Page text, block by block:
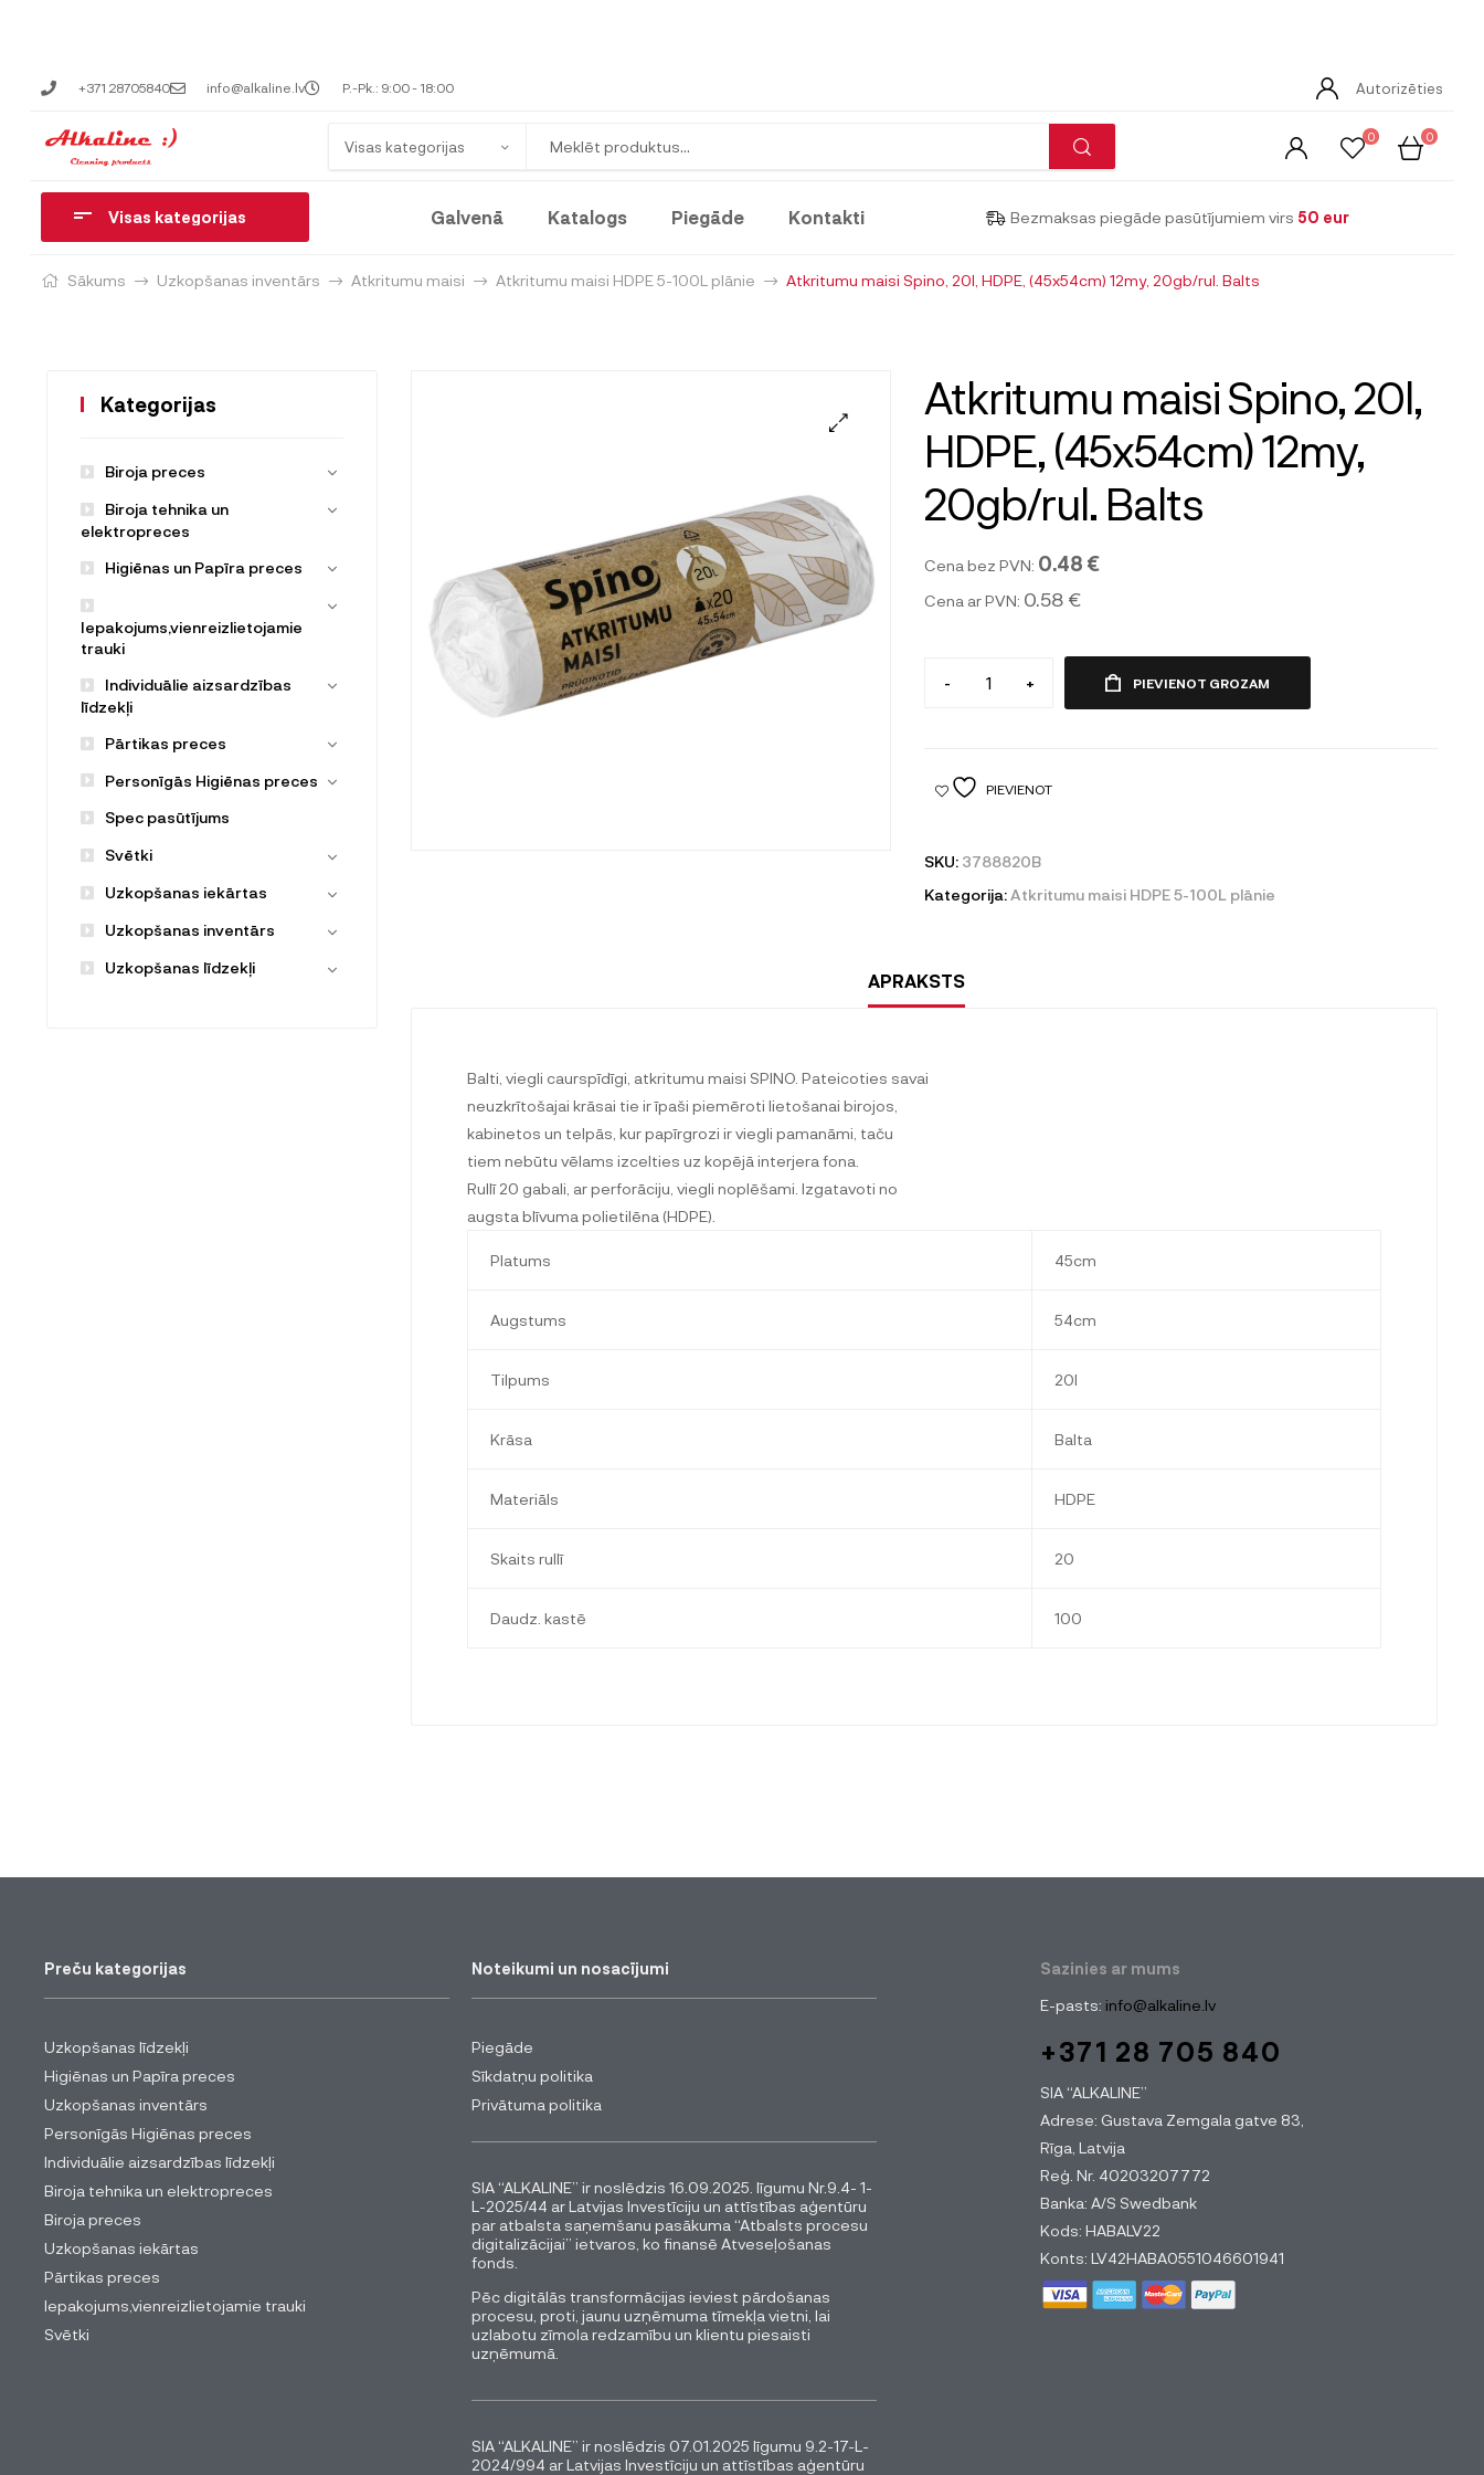
+371 28705840 info@alkaline.lv P.-Pk.: 9:00 - 18:00 Autorizēties
Visas kategorijas
0 0
Visas kategorijas Galvenā Katalogs Piegāde Kontakti Bezmaksas piegāde pasūtījumiem virs 50 eur
Sākums Uzkopšanas inventārs Atkritumu maisi Atkritumu maisi HDPE 5-100L plānie Atkritumu maisi Spino, 20l, HDPE, (45x54cm) 12my, 20gb/rul. Balts
Atkritumu maisi Spino, 20l,
HDPE, (45x54cm) 12my,
20gb/rul. Balts
Cena bez PVN: 0.48 €
Cena ar PVN: 0.58 €
- + PIEVIENOT GROZAM
PIEVIENOT
SKU: 3788820B
Kategorija:Atkritumu maisi HDPE 5-100L plānie
APRAKSTS
Balti, viegli caurspīdīgi, atkritumu maisi SPINO. Pateicoties savai
neuzkrītošajai krāsai tie ir īpaši piemēroti lietošanai birojos,
kabinetos un telpās, kur papīrgrozi ir viegli pamanāmi, taču
tiem nebūtu vēlams izcelties uz kopējā interjera fona.
Rullī 20 gabali, ar perforāciju, viegli noplēšami. Izgatavoti no
augsta blīvuma polietilēna (HDPE).
Platums 45cm
Augstums 54cm
Tilpums 20l
Krāsa Balta
Materiāls HDPE
Skaits rullī 20
Daudz. kastē 100
Kategorijas
Biroja preces
Biroja tehnika un
elektropreces
Higiēnas un Papīra preces
Iepakojums,vienreizlietojamie
trauki
Individuālie aizsardzības
līdzekļi
Pārtikas preces
Personīgās Higiēnas preces
Spec pasūtījums
Svētki
Uzkopšanas iekārtas
Uzkopšanas inventārs
Uzkopšanas līdzekļi
Preču kategorijas
Uzkopšanas līdzekļi
Higiēnas un Papīra preces
Uzkopšanas inventārs
Personīgās Higiēnas preces
Individuālie aizsardzības līdzekļi
Biroja tehnika un elektropreces
Biroja preces
Uzkopšanas iekārtas
Pārtikas preces
Iepakojums,vienreizlietojamie trauki
Svētki
Noteikumi un nosacījumi
Piegāde
Sīkdatņu politika
Privātuma politika
SIA “ALKALINE” ir noslēdzis 16.09.2025. līgumu Nr.9.4- 1-
L-2025/44 ar Latvijas Investīciju un attīstības aģentūru
par atbalsta saņemšanu pasākuma “Atbalsts procesu
digitalizācijai” ietvaros, ko finansē Atveseļošanas
fonds.
Pēc digitālās transformācijas ieviest pārdošanas
procesu, proti, jaunu uzņēmuma tīmekļa vietni, lai
uzlabotu zīmola redzamību un klientu piesaisti
uzņēmumā.
SIA “ALKALINE” ir noslēdzis 07.01.2025 līgumu 9.2-17-L-
2024/994 ar Latvijas Investīciju un attīstības aģentūru
Sazinies ar mums
E-pasts: info@alkaline.lv
+371 28 705 840
SIA “ALKALINE”
Adrese: Gustava Zemgala gatve 83,
Rīga, Latvija
Reģ. Nr. 40203207772
Banka: A/S Swedbank
Kods: HABALV22
Konts: LV42HABA0551046601941